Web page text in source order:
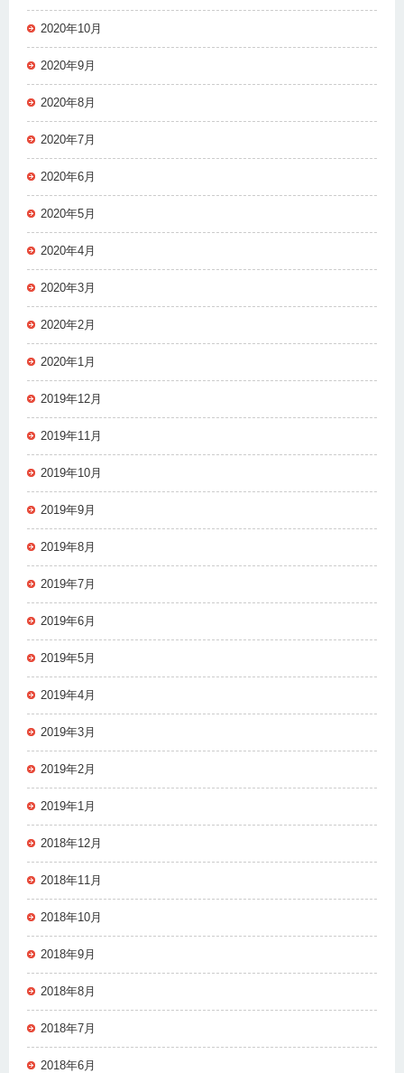
2020年10月
2020年9月
2020年8月
2020年7月
2020年6月
2020年5月
2020年4月
2020年3月
2020年2月
2020年1月
2019年12月
2019年11月
2019年10月
2019年9月
2019年8月
2019年7月
2019年6月
2019年5月
2019年4月
2019年3月
2019年2月
2019年1月
2018年12月
2018年11月
2018年10月
2018年9月
2018年8月
2018年7月
2018年6月